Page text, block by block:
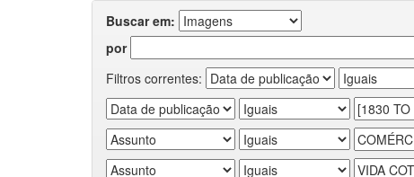
Buscar em:
por
Filtros correntes: